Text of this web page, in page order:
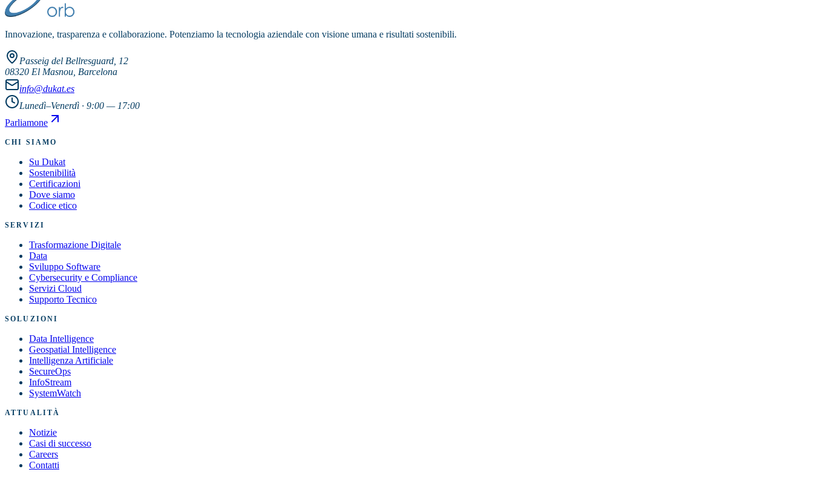
Innovazione, trasparenza e collaborazione. Potenziamo la tecnologia aziendale con visione umana e risultati sostenibili.
Passeig del Bellresguard, 12
08320 El Masnou, Barcelona
info@dukat.es
Lunedì–Venerdì · 9:00 — 17:00
Parliamone
CHI SIAMO
Su Dukat
Sostenibilità
Certificazioni
Dove siamo
Codice etico
SERVIZI
Trasformazione Digitale
Data
Sviluppo Software
Cybersecurity e Compliance
Servizi Cloud
Supporto Tecnico
SOLUZIONI
Data Intelligence
Geospatial Intelligence
Intelligenza Artificiale
SecureOps
InfoStream
SystemWatch
ATTUALITÀ
Notizie
Casi di successo
Careers
Contatti